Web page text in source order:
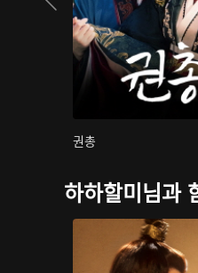
권총
하하할미님과